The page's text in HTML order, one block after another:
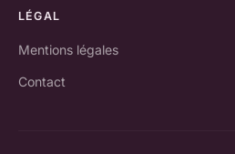
LÉGAL
Mentions légales
Contact